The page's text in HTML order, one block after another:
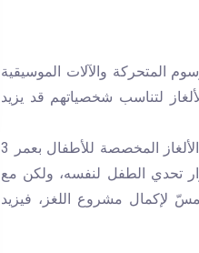
المتحركة والآلات الموسيقية
لتناسب شخصياتهم قد يزيد
يجب أن يعمل الأطفال، في هذه الفئة العمرية بـ 8-20 قطعة. ويجب أن تشتمل الألغاز المخصصة للأطفال بعمر 3
تحدي الطفل لنفسه، ولكن مع
لإكمال مشروع اللغز، فيزيد